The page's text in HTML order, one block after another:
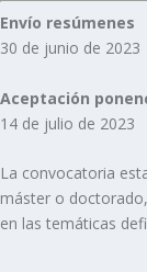
Envío resúmenes
30 de junio de 2023
Aceptación
14 de julio de 2023
La convocatoria
máster o
en las temáticas